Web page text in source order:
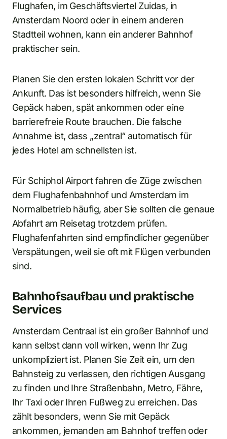
Flughafen, im Geschäftsviertel Zuidas, in
Amsterdam Noord oder in einem anderen
Stadtteil wohnen, kann ein anderer Bahnhof
praktischer sein.
Planen Sie den ersten lokalen Schritt vor der
Ankunft. Das ist besonders hilfreich, wenn Sie
Gepäck haben, spät ankommen oder eine
barrierefreie Route brauchen. Die falsche
Annahme ist, dass „zentral“ automatisch für
jedes Hotel am schnellsten ist.
Für Schiphol Airport fahren die Züge zwischen
dem Flughafenbahnhof und Amsterdam im
Normalbetrieb häufig, aber Sie sollten die genaue
Abfahrt am Reisetag trotzdem prüfen.
Flughafenfahrten sind empfindlicher gegenüber
Verspätungen, weil sie oft mit Flügen verbunden
sind.
Bahnhofsaufbau und praktische
Services
Amsterdam Centraal ist ein großer Bahnhof und
kann selbst dann voll wirken, wenn Ihr Zug
unkompliziert ist. Planen Sie Zeit ein, um den
Bahnsteig zu verlassen, den richtigen Ausgang
zu finden und Ihre Straßenbahn, Metro, Fähre,
Ihr Taxi oder Ihren Fußweg zu erreichen. Das
zählt besonders, wenn Sie mit Gepäck
ankommen, jemanden am Bahnhof treffen oder